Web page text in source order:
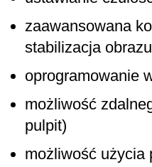
zaawansowana
stabilizacja
oprogramowanie
możliwość
pulpit)
możliwość użycia